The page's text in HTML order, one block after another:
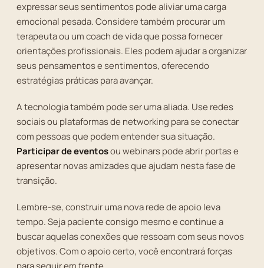
expressar seus sentimentos pode aliviar uma carga
emocional pesada. Considere também procurar um
terapeuta ou um coach de vida que possa fornecer
orientações profissionais. Eles podem ajudar a organizar
seus pensamentos e sentimentos, oferecendo
estratégias práticas para avançar.
A tecnologia também pode ser uma aliada. Use redes
sociais ou plataformas de networking para se conectar
com pessoas que podem entender sua situação.
Participar de eventosou webinars pode abrir portas e
apresentar novas amizades que ajudam nesta fase de
transição.
Lembre-se, construir uma nova rede de apoio leva
tempo. Seja paciente consigo mesmo e continue a
buscar aquelas conexões que ressoam com seus novos
objetivos. Com o apoio certo, você encontrará forças